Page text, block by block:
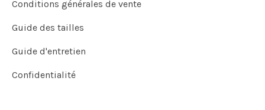
Conditions générales de vente
Guide des tailles
Guide d'entretien
Confidentialité